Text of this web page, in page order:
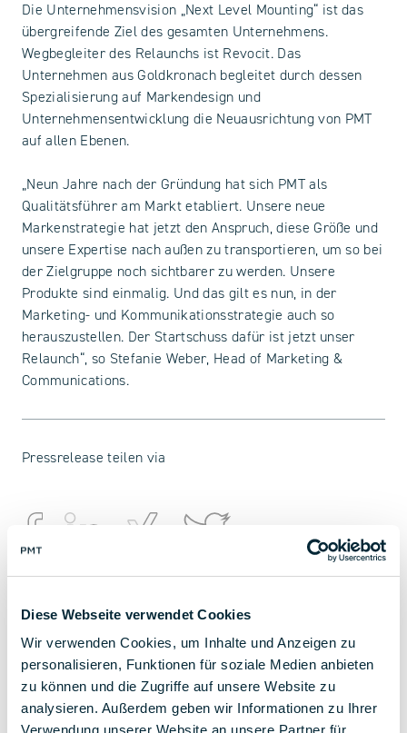
Diese Webseite verwendet Cookies
Wir verwenden Cookies, um Inhalte und Anzeigen zu
personalisieren, Funktionen für soziale Medien anbieten
zu können und die Zugriffe auf unsere Website zu
analysieren. Außerdem geben wir Informationen zu Ihrer
Verwendung unserer Website an unsere Partner für
Die Unternehmensvision „Next Level Mounting“ ist das
übergreifende Ziel des gesamten Unternehmens.
Wegbegleiter des Relaunchs ist Revocit. Das
Unternehmen aus Goldkronach begleitet durch dessen
Spezialisierung auf Markendesign und
Unternehmensentwicklung die Neuausrichtung von PMT
auf allen Ebenen.
„Neun Jahre nach der Gründung hat sich PMT als
Qualitätsführer am Markt etabliert. Unsere neue
Markenstrategie hat jetzt den Anspruch, diese Größe und
unsere Expertise nach außen zu transportieren, um so bei
der Zielgruppe noch sichtbarer zu werden. Unsere
Produkte sind einmalig. Und das gilt es nun, in der
Marketing- und Kommunikationsstrategie auch so
herauszustellen. Der Startschuss dafür ist jetzt unser
Relaunch“, so Stefanie Weber, Head of Marketing &
Communications.
Pressrelease teilen via
DEINE ANSPRECHPARTNERIN
Kathrin Groß
Marketing & Communication
+ 49 (0) 9225 95500